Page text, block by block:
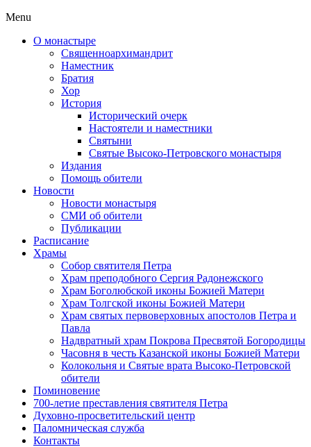
Menu
О монастыре
Священноархимандрит
Наместник
Братия
Хор
История
Исторический очерк
Настоятели и наместники
Святыни
Святые Высоко-Петровского монастыря
Издания
Помощь обители
Новости
Новости монастыря
СМИ об обители
Публикации
Расписание
Храмы
Собор святителя Петра
Храм преподобного Сергия Радонежского
Храм Боголюбской иконы Божией Матери
Храм Толгской иконы Божией Матери
Храм святых первоверховных апостолов Петра и
Павла
Надвратный храм Покрова Пресвятой Богородицы
Часовня в честь Казанской иконы Божией Матери
Колокольня и Святые врата Высоко-Петровской
обители
Поминовение
700-летие преставления святителя Петра
Духовно-просветительский центр
Паломническая служба
Контакты